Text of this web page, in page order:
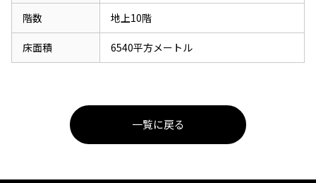
階数 地上10階
床面積 6540平方メートル
一覧に戻る